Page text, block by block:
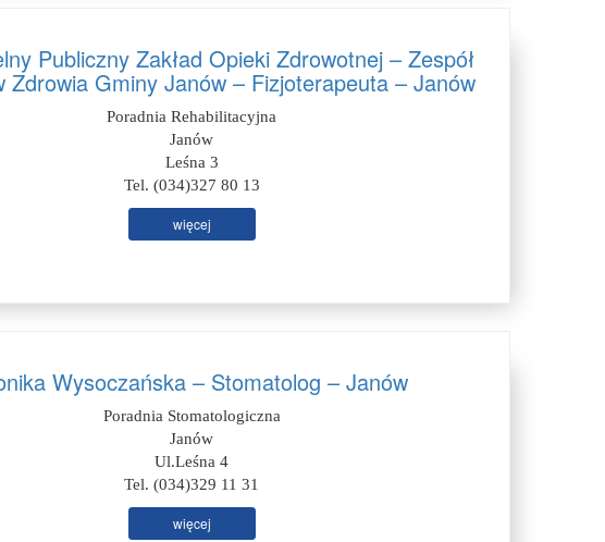
Publiczny Zakład Opieki Zdrowotnej – Zespół
Zdrowia Gminy Janów – Fizjoterapeuta – Janów
Poradnia Rehabilitacyjna
Janów
Leśna 3
Tel. (034)327 80 13
więcej
Wysoczańska – Stomatolog – Janów
Poradnia Stomatologiczna
Janów
Ul.Leśna 4
Tel. (034)329 11 31
więcej